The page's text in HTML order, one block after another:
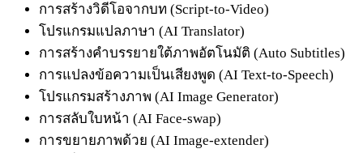
การสร้างวิดีโอจากบท (Script-to-Video)
โปรแกรมแปลภาษา (AI Translator)
การสร้างคำบรรยายใต้ภาพอัตโนมัติ (Auto Subtitles)
การแปลงข้อความเป็นเสียงพูด (AI Text-to-Speech)
โปรแกรมสร้างภาพ (AI Image Generator)
การสลับใบหน้า (AI Face-swap)
การขยายภาพด้วย (AI Image-extender)